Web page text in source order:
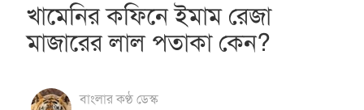
খামেনির কফিনে ইমাম রেজা
মাজারের লাল পতাকা কেন?
বাংলার কণ্ঠ ডেস্ক